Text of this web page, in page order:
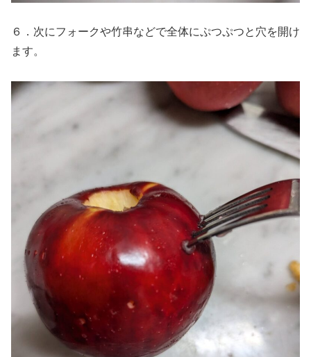
６．次にフォークや竹串などで全体にぷつぷつと穴を開け
ます。